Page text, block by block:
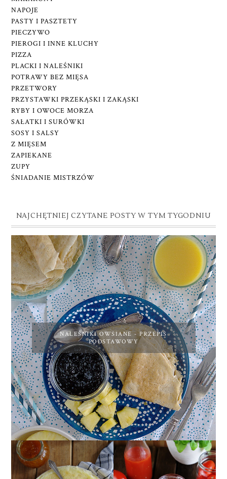
NAPOJE
PASTY I PASZTETY
PIECZYWO
PIEROGI I INNE KLUCHY
PIZZA
PLACKI I NALEŚNIKI
POTRAWY BEZ MIĘSA
PRZETWORY
PRZYSTAWKI PRZEKĄSKI I ZAKĄSKI
RYBY I OWOCE MORZA
SAŁATKI I SURÓWKI
SOSY I SALSY
Z MIĘSEM
ZAPIEKANE
ZUPY
ŚNIADANIE MISTRZÓW
NAJCHĘTNIEJ CZYTANE POSTY W TYM TYGODNIU
NALEŚNIKI OWSIANE - PRZEPIS
PODSTAWOWY